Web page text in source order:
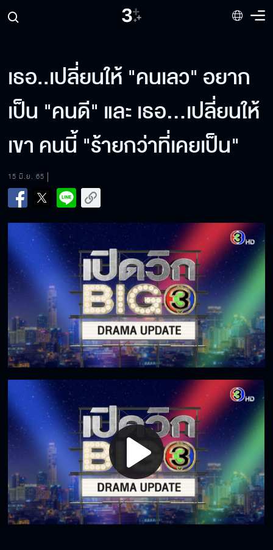
เธอ..เปลี่ยนให้ "คนเลว" อยาก
เป็น "คนดี" และ เธอ...เปลี่ยนให้
เขา คนนี้ "ร้ายกว่าที่เคยเป็น"
15 มิ.ย. 65
Play
Video